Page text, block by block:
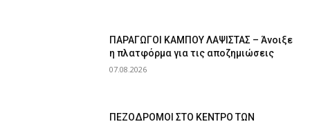
ΠΑΡΑΓΩΓΟΙ ΚΑΜΠΟΥ ΛΑΨΙΣΤΑΣ – Άνοιξε
η πλατφόρμα για τις αποζημιώσεις
07.08.2026
ΠΕΖΟΔΡΟΜΟΙ ΣΤΟ ΚΕΝΤΡΟ ΤΩΝ